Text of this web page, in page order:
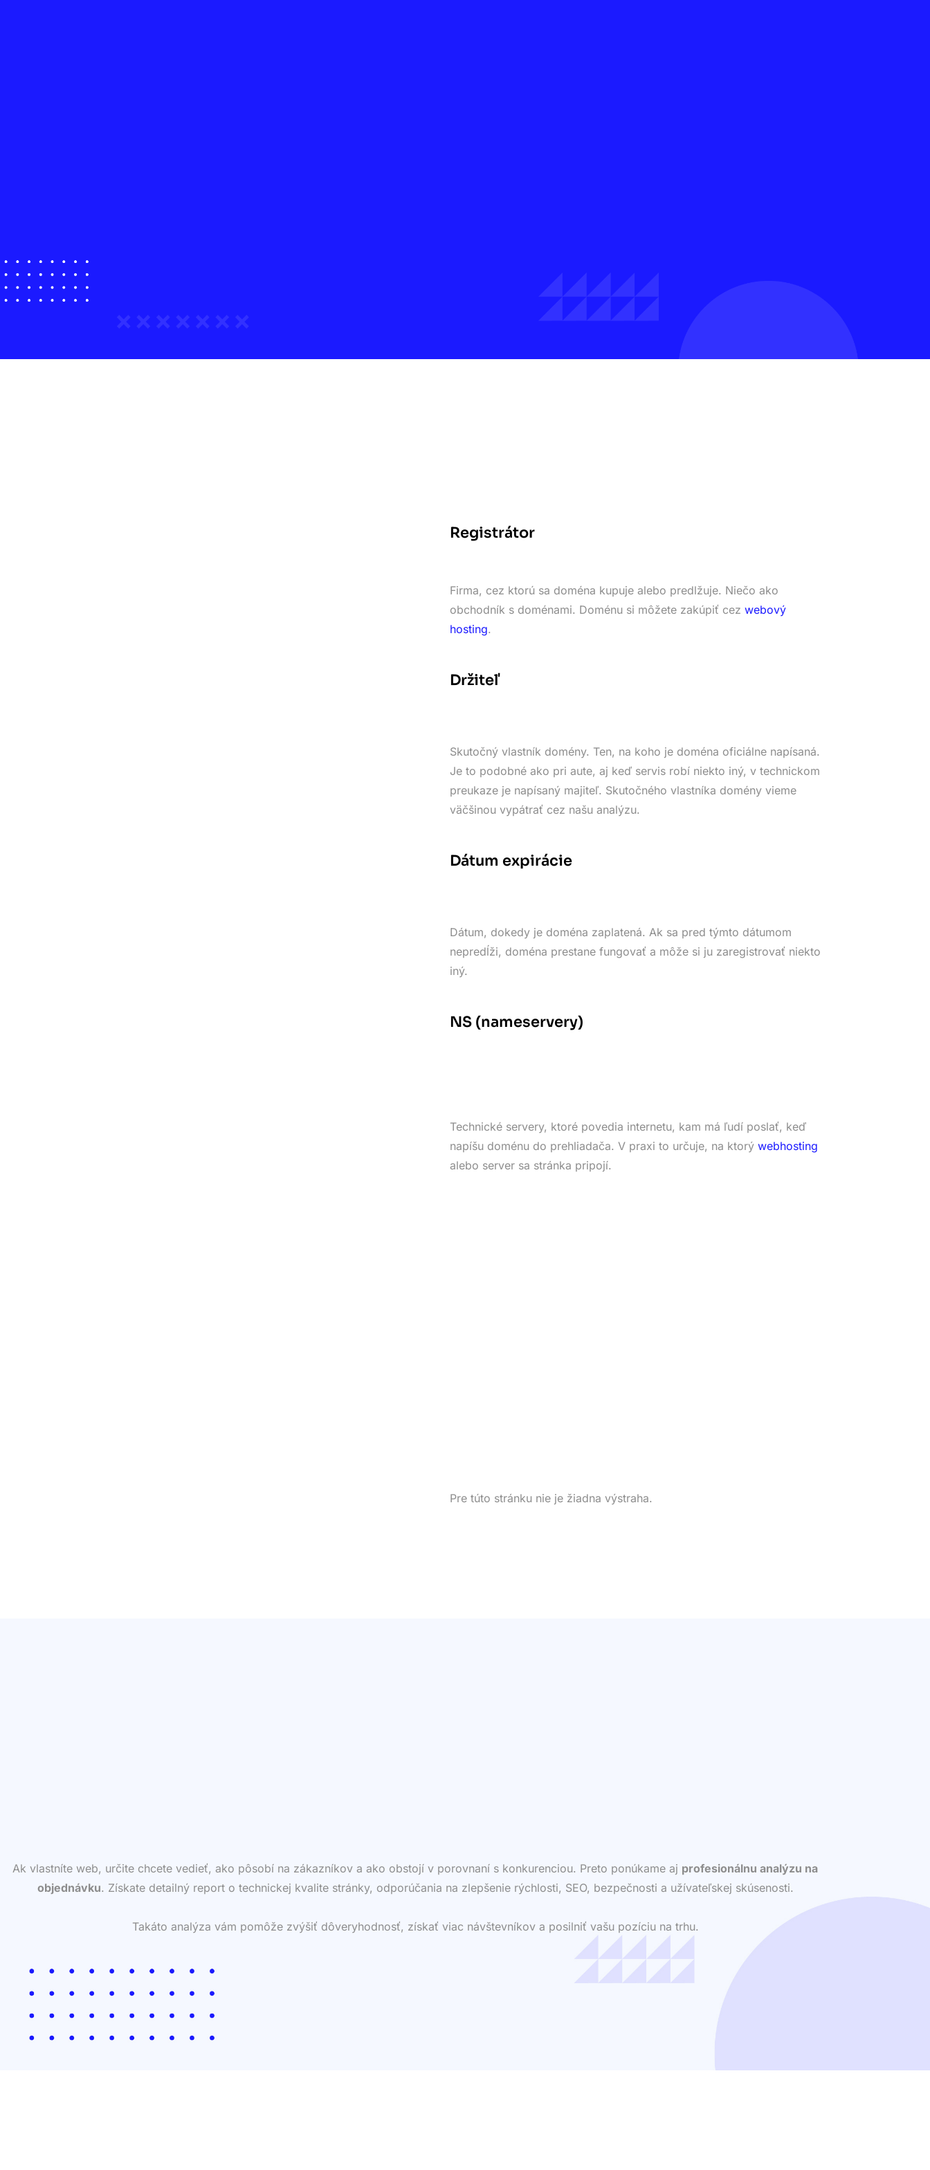
Registrátor
Firma, cez ktorú sa doména kupuje alebo predlžuje. Niečo ako
obchodník s doménami. Doménu si môžete zakúpiť cez webový
hosting.
Držiteľ
Skutočný vlastník domény. Ten, na koho je doména oficiálne napísaná.
Je to podobné ako pri aute, aj keď servis robí niekto iný, v technickom
preukaze je napísaný majiteľ. Skutočného vlastníka domény vieme
väčšinou vypátrať cez našu analýzu.
Dátum expirácie
Dátum, dokedy je doména zaplatená. Ak sa pred týmto dátumom
nepredĺži, doména prestane fungovať a môže si ju zaregistrovať niekto
iný.
NS (nameservery)
Technické servery, ktoré povedia internetu, kam má ľudí poslať, keď
napíšu doménu do prehliadača. V praxi to určuje, na ktorý webhosting
alebo server sa stránka pripojí.
Pre túto stránku nie je žiadna výstraha.
Ak vlastníte web, určite chcete vedieť, ako pôsobí na zákazníkov a ako obstojí v porovnaní s konkurenciou. Preto ponúkame aj profesionálnu analýzu na
objednávku. Získate detailný report o technickej kvalite stránky, odporúčania na zlepšenie rýchlosti, SEO, bezpečnosti a užívateľskej skúsenosti.
Takáto analýza vám pomôže zvýšiť dôveryhodnosť, získať viac návštevníkov a posilniť vašu pozíciu na trhu.